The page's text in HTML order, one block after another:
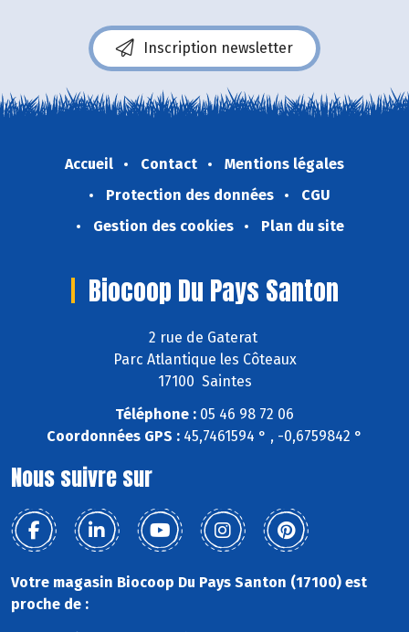
Inscription newsletter
Accueil Contact
Mentions légales
Protection des données
CGU
Gestion des cookies
Plan du site
Biocoop Du Pays Santon
2 rue de Gaterat
Parc Atlantique les Côteaux
17100 Saintes
Téléphone : 05 46 98 72 06
Coordonnées GPS : 45,7461594 ° , -0,6759842 °
Nous suivre sur
Votre magasin Biocoop Du Pays Santon (17100) est
proche de :